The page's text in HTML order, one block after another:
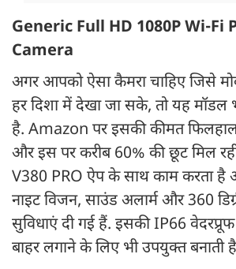
Generic Full HD 1080P Wi-Fi
Camera
अगर आपको ऐसा कैमरा चाहिए जिसे
हर दिशा में देखा जा सके, तो यह मॉडल
है. Amazon पर इसकी कीमत
और इस पर करीब 60% की छूट मिल
V380 PRO ऐप के साथ काम करता
नाइट विजन, साउंड अलार्म और 360
सुविधाएं दी गई हैं. इसकी IP66
बाहर लगाने के लिए भी उपयुक्त बनाती